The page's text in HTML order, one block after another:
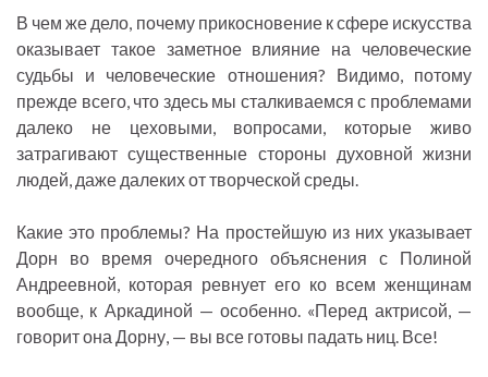
В чем же дело, почему прикосновение к сфере искусства
оказывает такое заметное влияние на человеческие
судьбы и человеческие отношения? Видимо, потому
прежде всего, что здесь мы сталкиваемся с проблемами
далеко не цеховыми, вопросами, которые живо
затрагивают существенные стороны духовной жизни
людей, даже далеких от творческой среды.
Какие это проблемы? На простейшую из них указывает
Дорн во время очередного объяснения с Полиной
Андреевной, которая ревнует его ко всем женщинам
вообще, к Аркадиной — особенно. «Перед актрисой, —
говорит она Дорну, — вы все готовы падать ниц. Все!